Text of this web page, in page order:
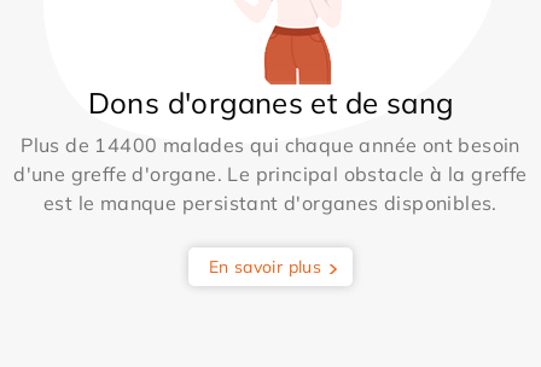
Dons d'organes et de sang
Plus de 14400 malades qui chaque année ont besoin
d'une greffe d'organe. Le principal obstacle à la greffe
est le manque persistant d'organes disponibles.
En savoir plus